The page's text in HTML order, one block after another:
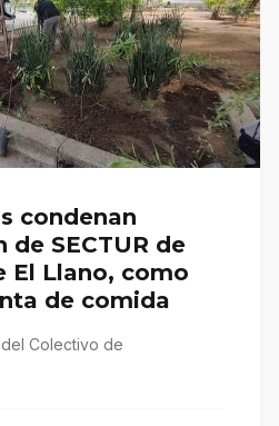
condenan
SECTUR de
El Llano, como
de comida
Colectivo de